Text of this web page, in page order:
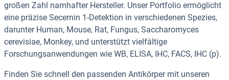
großen Zahl namhafter Hersteller. Unser Portfolio ermöglicht
eine präzise Secernin 1-Detektion in verschiedenen Spezies,
darunter Human, Mouse, Rat, Fungus, Saccharomyces
cerevisiae, Monkey, und unterstützt vielfältige
Forschungsanwendungen wie WB, ELISA, IHC, FACS, IHC (p).
Finden Sie schnell den passenden Antikörper mit unseren